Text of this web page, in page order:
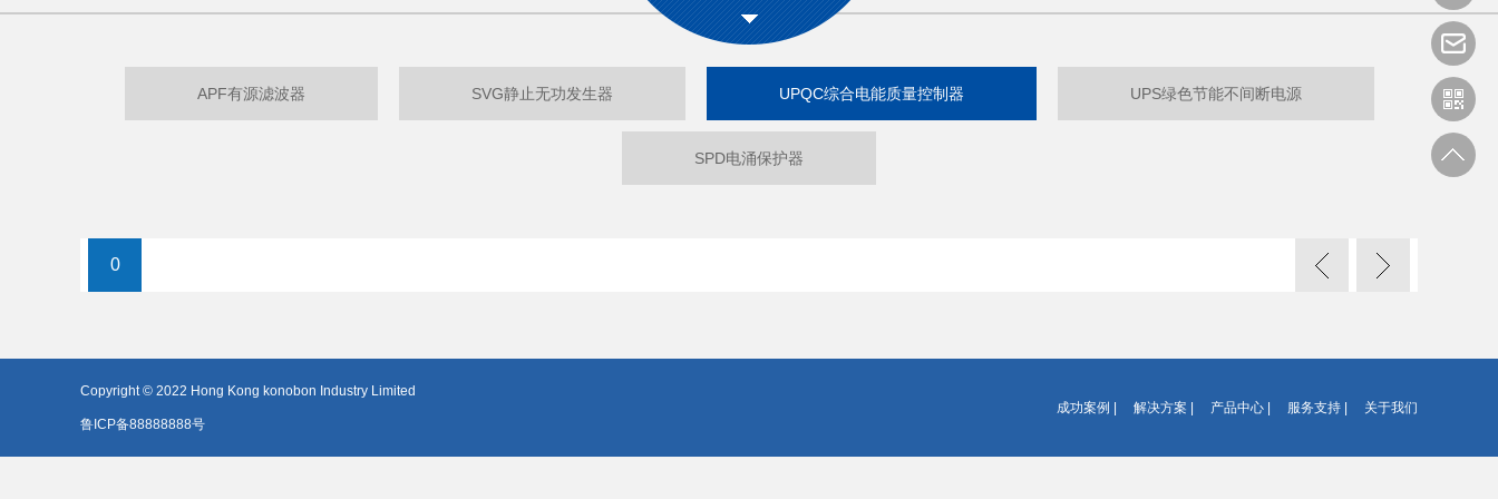
APF有源滤波器 SVG静止无功发生器 UPQC综合电能质量控制器 UPS绿色节能不间断电源
SPD电涌保护器
0
Copyright © 2022 Hong Kong konobon Industry Limited
鲁ICP备88888888号
成功案例 解决方案 产品中心 服务支持 关于我们